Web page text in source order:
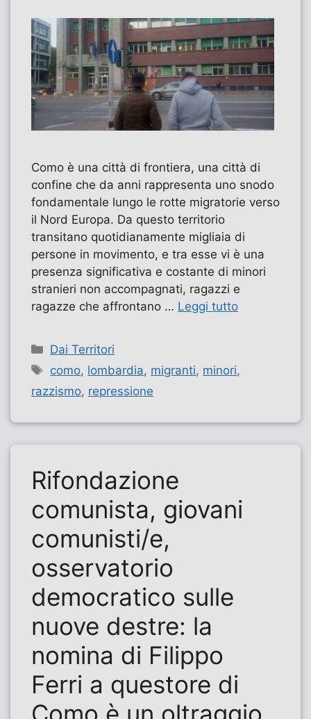
Como è una città di frontiera, una città di
confine che da anni rappresenta uno snodo
fondamentale lungo le rotte migratorie verso
il Nord Europa. Da questo territorio
transitano quotidianamente migliaia di
persone in movimento, e tra esse vi è una
presenza significativa e costante di minori
stranieri non accompagnati, ragazzi e
ragazze che affrontano … Leggi tutto
Categorie
Dai Territori
Tag
como, lombardia, migranti, minori,
razzismo, repressione
Rifondazione
comunista, giovani
comunisti/e,
osservatorio
democratico sulle
nuove destre: la
nomina di Filippo
Ferri a questore di